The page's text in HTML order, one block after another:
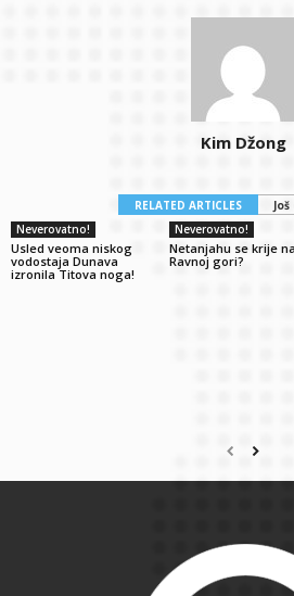
Kim Džong
RELATED ARTICLES
Neverovatno!
Usled veoma niskog
vodostaja Dunava
izronila Titova noga!
Neverovatno!
Netanjahu se krije na
Ravnoj gori?